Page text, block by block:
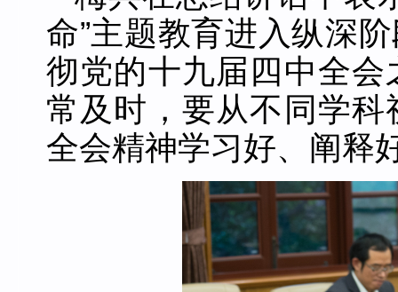
命”主题教育进入纵深
彻党的十九届四中全
常及时，要从不同学
全会精神学习好、阐释